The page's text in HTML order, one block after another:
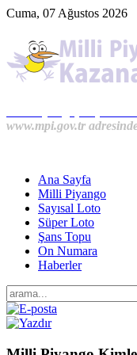
Cuma, 07 Ağustos 2026
www.mpi.gov.tr
Ana Sayfa
Milli Piyango
Sayısal Loto
Süper Loto
Şans Topu
On Numara
Haberler